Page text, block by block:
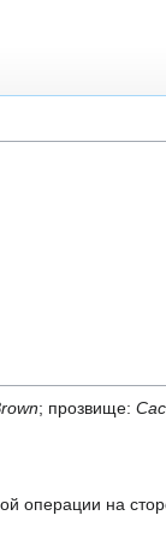
; прозвище:
операции на